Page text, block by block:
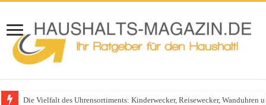
Die Vielfalt des Uhrensortiments: Kinderwecker, Reisewecker, Wanduhren